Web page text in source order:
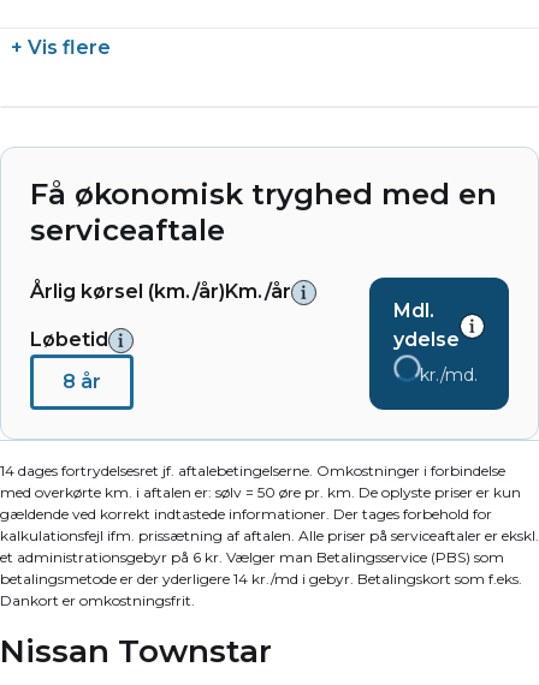
+ Vis flere
Få økonomisk tryghed med en
serviceaftale
Årlig kørsel (km./år)Km./år
Løbetid
8 år
Mdl.
ydelse
kr./md.
14 dages fortrydelsesret jf. aftalebetingelserne. Omkostninger i forbindelse
med overkørte km. i aftalen er: sølv = 50 øre pr. km. De oplyste priser er kun
gældende ved korrekt indtastede informationer. Der tages forbehold for
kalkulationsfejl ifm. prissætning af aftalen. Alle priser på serviceaftaler er ekskl.
et administrationsgebyr på 6 kr. Vælger man Betalingsservice (PBS) som
betalingsmetode er der yderligere 14 kr./md i gebyr. Betalingskort som f.eks.
Dankort er omkostningsfrit.
Nissan Townstar